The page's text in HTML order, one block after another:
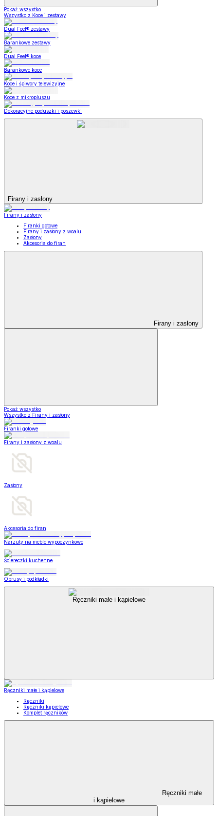
Pokaż wszystko
Wszystko z Koce i zestawy
Dual Feel® zestawy
Barankowe zestawy
Dual Feel® koce
Barankowe koce
Koce i śpiwory telewizyjne
Koce z mikropluszu
Dekoracyjne poduszki i poszewki
Firany i zasłony
Firany i zasłony
Firanki gotowe
Firany i zasłony z woalu
Zasłony
Akcesoria do firan
Firany i zasłony
Pokaż wszystko
Wszystko z Firany i zasłony
Firanki gotowe
Firany i zasłony z woalu
Zasłony
Akcesoria do firan
Narzuty na meble wypoczynkowe
Ściereczki kuchenne
Obrusy i podkładki
Ręczniki małe i kąpielowe
Ręczniki małe i kąpielowe
Ręczniki
Ręczniki kąpielowe
Komplet ręczników
Ręczniki małe
i kąpielowe